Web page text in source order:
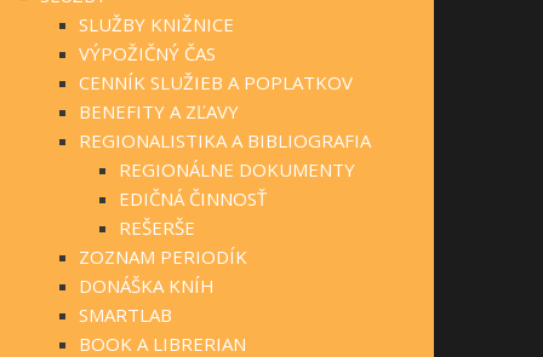
SLUŽBY KNIŽNICE
VÝPOŽIČNÝ ČAS
CENNÍK SLUŽIEB A POPLATKOV
BENEFITY A ZĽAVY
REGIONALISTIKA A BIBLIOGRAFIA
REGIONÁLNE DOKUMENTY
EDIČNÁ ČINNOSŤ
REŠERŠE
ZOZNAM PERIODÍK
DONÁŠKA KNÍH
SMARTLAB
BOOK A LIBRERIAN